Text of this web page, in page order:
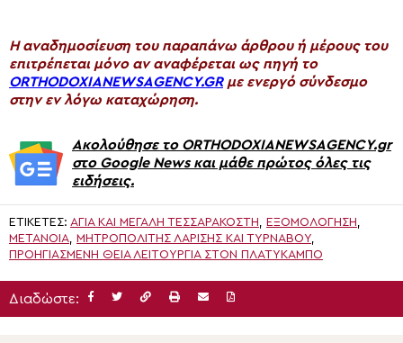
H αναδημοσίευση του παραπάνω άρθρου ή μέρους του
επιτρέπεται μόνο αν αναφέρεται ως πηγή το
ORTHODOXIANEWSAGENCY.GRμε ενεργό σύνδεσμο
στην εν λόγω καταχώρηση.
Ακολούθησε το ORTHODOXIANEWSAGENCY.gr
στο Google News και μάθε πρώτος όλες τις
ειδήσεις.
ΕΤΙΚΈΤΕΣ: ΑΓΊΑ ΚΑΙ ΜΕΓΆΛΗ ΤΕΣΣΑΡΑΚΟΣΤΉ , ΕΞΟΜΟΛΟΓΗΣΗ ,
ΜΕΤΆΝΟΙΑ, ΜΗΤΡΟΠΟΛΊΤΗΣ ΛΑΡΊΣΗΣ ΚΑΙ ΤΥΡΝΆΒΟΥ,
ΠΡΟΗΓΙΑΣΜΈΝΗ ΘΕΊΑ ΛΕΙΤΟΥΡΓΊΑ ΣΤΟΝ ΠΛΑΤΎΚΑΜΠΟ
Διαδώστε: